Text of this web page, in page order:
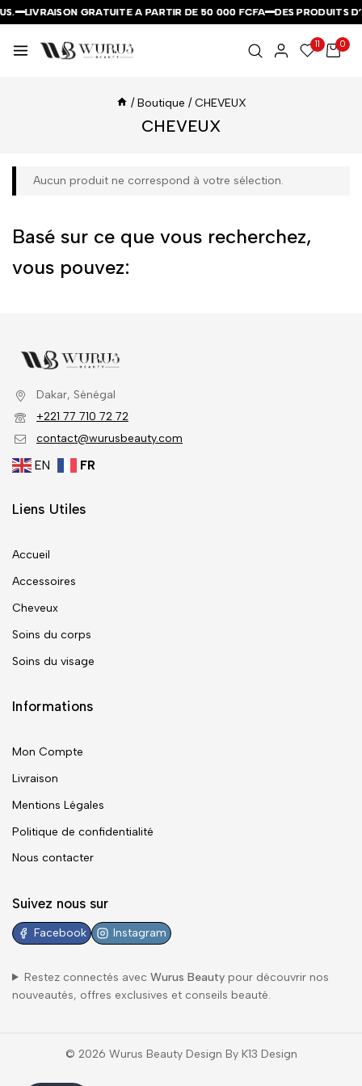
LIVRAISON GRATUITE A PARTIR DE 50 000 FCFA DES PRODUITS
LIVRAISON GRATUITE A PARTIR DE 50 000 FCFA DES PRODUITS
LIVRAISON GRATUITE A PARTIR DE 50 000 FCFA DES PRODUITS
11 0
/ Boutique / CHEVEUX
CHEVEUX
Aucun produit ne correspond à votre sélection.
Basé sur ce que vous recherchez,
vous pouvez:
Dakar, Sénégal
+221 77 710 72 72
contact@wurusbeauty.com
EN FR
Liens Utiles
Accueil
Accessoires
Cheveux
Soins du corps
Soins du visage
Informations
Mon Compte
Livraison
Mentions Légales
Politique de confidentialité
Nous contacter
Suivez nous sur
Facebook Instagram
Restez connectés avec Wurus Beautypour découvrir nos
nouveautés, offres exclusives et conseils beauté.
© 2026 Wurus Beauty Design By K13 Design